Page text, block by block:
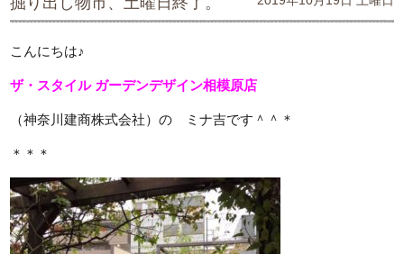
こんにちは♪
ザ・スタイル ガーデンデザイン相模原店
（神奈川建商株式会社）の ミナ吉です＾＾＊
＊＊＊